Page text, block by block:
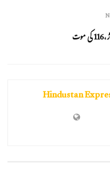
Hindustan